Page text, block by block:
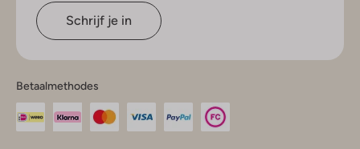
Schrijf je in
Betaalmethodes